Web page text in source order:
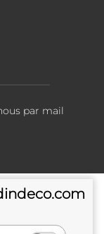
par mail